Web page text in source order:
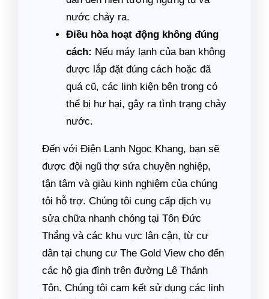
nước chảy ra.
Điều hòa hoạt động không đúng
cách: Nếu máy lạnh của bạn không
được lắp đặt đúng cách hoặc đã
quá cũ, các linh kiện bên trong có
thể bị hư hại, gây ra tình trạng chảy
nước.
Đến với Điện Lạnh Ngọc Khang, bạn sẽ
được đội ngũ thợ sửa chuyên nghiệp,
tận tâm và giàu kinh nghiệm của chúng
tôi hỗ trợ. Chúng tôi cung cấp dịch vụ
sửa chữa nhanh chóng tại Tôn Đức
Thắng và các khu vực lân cận, từ cư
dân tại chung cư The Gold View cho đến
các hộ gia đình trên đường Lê Thánh
Tôn. Chúng tôi cam kết sử dụng các linh